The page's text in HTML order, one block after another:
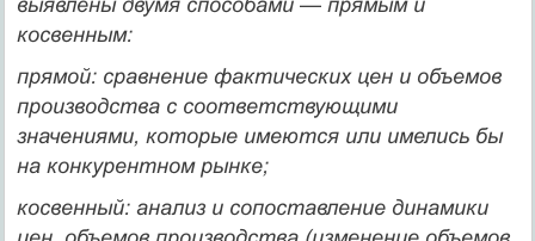
косвенным:
прямой: сравнение фактических цен и объемов
произ­водства с соответствующими
значениями, которые имеются или имелись бы
на конкурентном рынке;
косвенный: анализ и сопоставление динамики